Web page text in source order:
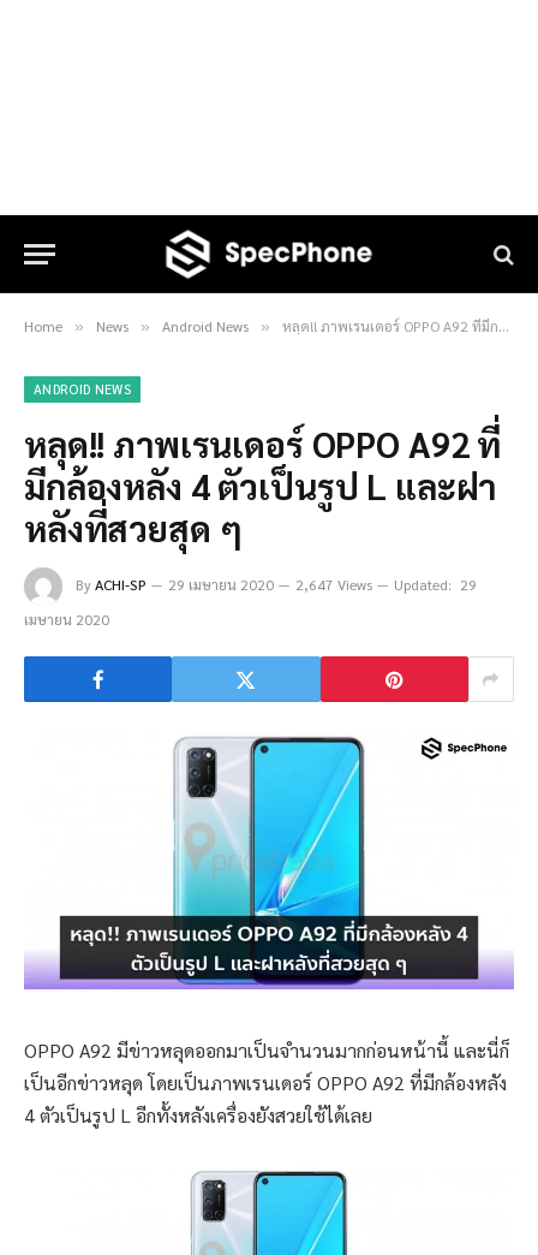
Home » News » Android News » หลุด!! ภาพเรนเดอร์ OPPO A92 ที่มีกล้องหลัง 4 ตัวเป็นรูป L และฝาหลังที่สวยสุด ๆ
ANDROID NEWS
หลุด!! ภาพเรนเดอร์ OPPO A92 ที่
มีกล้องหลัง 4 ตัวเป็นรูป L และฝา
หลังที่สวยสุด ๆ
ByACHI-SP 29 เมษายน 2020 2,647 Views Updated: 29
เมษายน 2020
OPPO A92 มีข่าวหลุดออกมาเป็นจำนวนมากก่อนหน้านี้ และนี่ก็
เป็นอีกข่าวหลุด โดยเป็นภาพเรนเดอร์ OPPO A92 ที่มีกล้องหลัง
4 ตัวเป็นรูป L อีกทั้งหลังเครื่องยังสวยใช้ได้เลย